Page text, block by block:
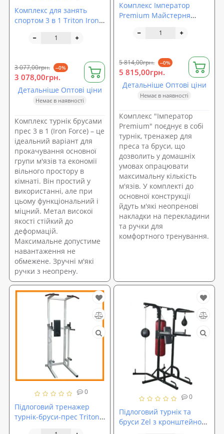
Комплекс для занять
спортом 3 в 1 Triton Iron
3 077,00грн. --0%
3 078,00грн.
Детальніше Оптові ціни
Немає в наявності
Комплекс турнік брусами
прес 3 в 1 (Iron Force) – це
ідеальний варіант для
прокачування основної
групи м'язів та економії
вільного простору в
кімнаті. Він простий у
використанні, але при
цьому функціональний і
міцний. Метал високої
якості стійкий до
деформацій.
Максимальне допустиме
навантаження не
обмежене. Зручні м'які
ручки з неопрену.
Комплекс Імператор
Premium Майстерня
5 814,00грн. --0%
5 815,00грн.
Детальніше Оптові ціни
Немає в наявності
Комплекс "Імператор
Premium" поєднує в собі
турнік, тренажер для
преса та бруси, що
дозволить у домашніх
умовах опрацювати
максимальну кількість
м'язів. У комплекті до
основної конструкції
йдуть м'які неопренові
накладки на перекладини
та ручки для
комфортного тренування.
0
Підлоговий тренажер
турнік-бруси-прес Triton
0
Підлоговий турнік та
бруси Zel з кронштейном